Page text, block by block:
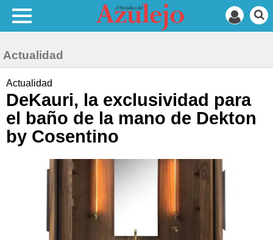
Actualidad
Actualidad
DeKauri, la exclusividad para
el baño de la mano de Dekton
by Cosentino